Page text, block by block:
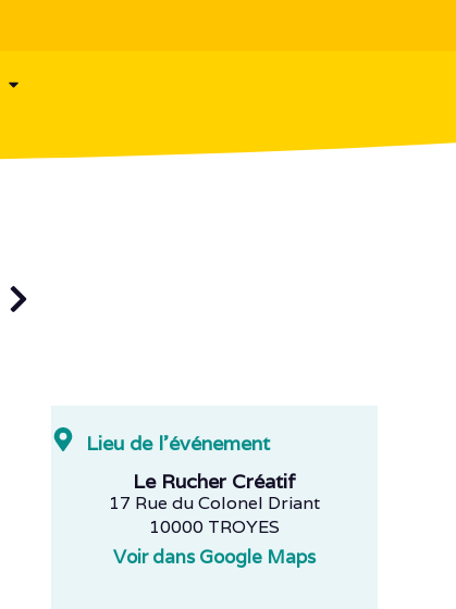
Lieu de l'événement
Le Rucher Créatif
17 Rue du Colonel Driant
10000 TROYES
Voir dans Google Maps